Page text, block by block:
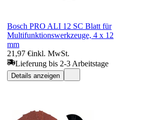
Bosch PRO ALI 12 SC Blatt für
Multifunktionswerkzeuge, 4 x 12
mm
21,97 €inkl. MwSt.
Lieferung bis 2-3 Arbeitstage
Details anzeigen